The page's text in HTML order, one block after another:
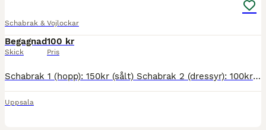
Schabrak & Vojlockar
Begagnad
Skick
100 kr
Pris
Schabrak 1 (hopp): 150kr (sålt) Schabrak 2 (dressyr): 100kr Resterande schabrak: 40kr/st Ländtäcken: 100kr/st Allt storlek full, skick enligt bilder, finns i Uppsala för upphämtning eller skickas med
Uppsala